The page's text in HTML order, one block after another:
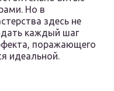
Но в
здесь не
каждый шаг
поражающего
идеальной.